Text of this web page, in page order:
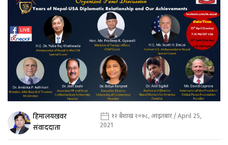
हिमालयखवर
संवाददाता
१२ बैशाख २०७८, आइतबार / April 25,
2021